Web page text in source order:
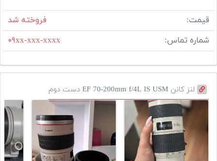
قیمت:
فروخته شد
شماره تماس:
۰۹xx-xxx-xxxx
لنز کانن EF 70-200mm f/4L IS USM دست دوم